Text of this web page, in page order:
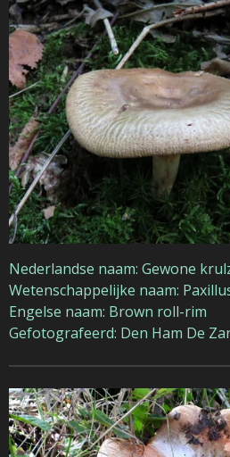
Nederlandse naam: Gewone
Wetenschappelijke naam:
Engelse naam: Brown roll-rim
Gefotografeerd: Den Ham De